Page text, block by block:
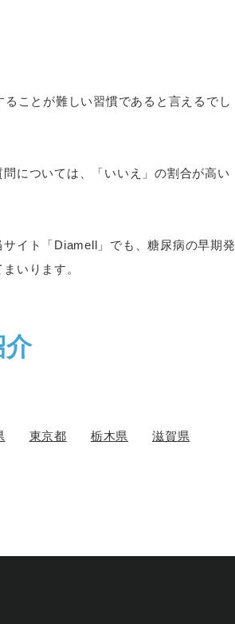
ことが難しい習慣であると言えるでし
については、「いいえ」の割合が高い
イト「Diamell」でも、糖尿病の早期発
いります。
介
東京都 栃木県 滋賀県